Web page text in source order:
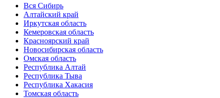
Вся Сибирь
Алтайский край
Иркутская область
Кемеровская область
Красноярский край
Новосибирская область
Омская область
Республика Алтай
Республика Тыва
Республика Хакасия
Томская область